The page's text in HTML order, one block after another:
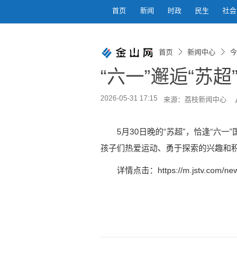
首页 新闻 时政 民生 社会
首页 新闻中心
“六一”邂逅“苏
2026-05-31 17:15 来源：荔枝新闻中心
5月30日晚的“苏超”，恰逢“六一
孩子们热爱运动、勇于探索的兴趣和
详情点击：https://m.jstv.com/